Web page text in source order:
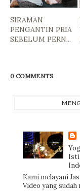
SIRAMAN
PENGANTIN PRIA
SEBELUM PERN...
0 COMMENTS
Kami melayani
Video yang